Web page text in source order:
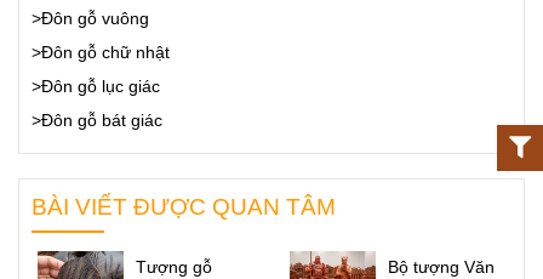
>Đôn gỗ vuông
>Đôn gỗ chữ nhật
>Đôn gỗ lục giác
>Đôn gỗ bát giác
BÀI VIẾT ĐƯỢC QUAN TÂM
Tượng gỗ
Bộ tượng Văn